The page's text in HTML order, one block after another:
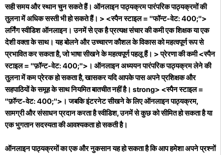
सही समय और स्थान चुन सकते हैं। ऑनलाइन पाठ्यक्रम पारंपरिक पाठ्यक्रमों की
तुलना में अधिक सस्ती भी हो सकते हैं। > <स्पैन स्टाइल = "फॉन्ट-वेट: 400;">
लर्निंग स्वीडिश ऑनलाइन। उनमें से एक हैप्रत्यक्ष संचार की कमीएक शिक्षक या एक
देशी वक्ता के साथ। यह बोलने और उच्चारण कौशल के विकास को महत्वपूर्ण रूप से
प्रभावित कर सकता है, जो भाषा सीखने के महत्वपूर्ण पहलू हैं। >प्रेरणा की कमी<स्पैन
स्टाइल = "फ़ॉन्ट-वेट: 400;">। ऑनलाइन अध्ययन पारंपरिक पाठ्यक्रम लेने की
तुलना में कम प्रेरक हो सकता है, खासकर यदि आपके पास अपने प्रशिक्षक और
सहपाठियों के समूह के साथ नियमित बातचीत नहीं है। strong> <स्पैन स्टाइल =
"फ़ॉन्ट-वेट: 400;">। जबकि इंटरनेट सीखने के लिए ऑनलाइन पाठ्यक्रम,
सामग्री और संसाधन प्रदान करता है स्वीडिश, उनमें से कुछ को सीमित हो सकता है या
एक भुगतान सदस्यता की आवश्यकता हो सकती है।
ऑनलाइन पाठ्यक्रमों का एक और नुकसान यह हो सकता है कि आपहमेशा अपने प्रश्नों